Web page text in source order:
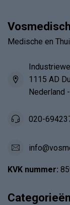
Medische en
1115 AD
Nederland
020-
KVK nummer:
Categorieën